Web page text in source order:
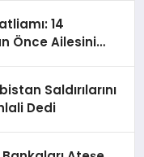
14
Önce Ailesini
Saldırılarını
Dedi